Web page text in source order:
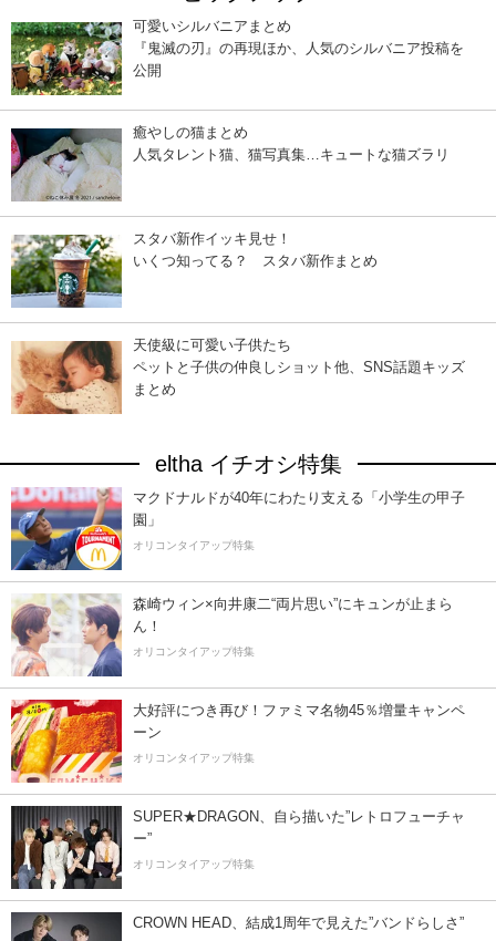
可愛いシルバニアまとめ
『鬼滅の刃』の再現ほか、人気のシルバニア投稿を
公開
癒やしの猫まとめ
人気タレント猫、猫写真集…キュートな猫ズラリ
スタバ新作イッキ見せ！
いくつ知ってる？ スタバ新作まとめ
天使級に可愛い子供たち
ペットと子供の仲良しショット他、SNS話題キッズ
まとめ
eltha イチオシ特集
マクドナルドが40年にわたり支える「小学生の甲子
園」
オリコンタイアップ特集
森崎ウィン×向井康二“両片思い”にキュンが止まら
ん！
オリコンタイアップ特集
大好評につき再び！ファミマ名物45％増量キャンペ
ーン
オリコンタイアップ特集
SUPER★DRAGON、自ら描いた”レトロフューチャ
ー”
オリコンタイアップ特集
CROWN HEAD、結成1周年で見えた”バンドらしさ”